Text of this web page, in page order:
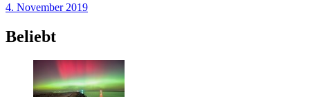
4. November 2019
Beliebt